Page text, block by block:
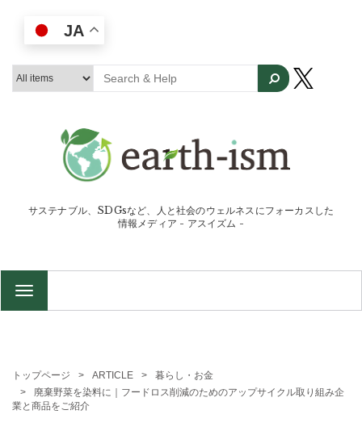
サステナブル、SDGsなど、人と社会のウェルネスにフォーカスした
情報メディア - アスイズム -
TOGGLE
トップページ ARTICLE
暮らし・お金
廃棄野菜を染料に｜フードロス削減のためのアップサイクル取り組み企
業と商品をご紹介
JA